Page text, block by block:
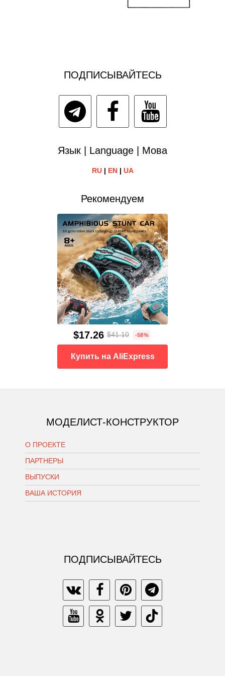
ПОДПИСЫВАЙТЕСЬ
Язык | Language | Мова
RU| EN| UA
Рекомендуем
$17.26 $41.10 -58%
Купить на AliExpress
МОДЕЛИСТ-КОНСТРУКТОР
О ПРОЕКТЕ
ПАРТНЕРЫ
ВЫПУСКИ
ВАША ИСТОРИЯ
ПОДПИСЫВАЙТЕСЬ